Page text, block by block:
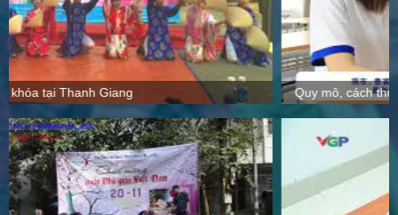
Quy mô, cách thức hoạt động tại Thanh Giang